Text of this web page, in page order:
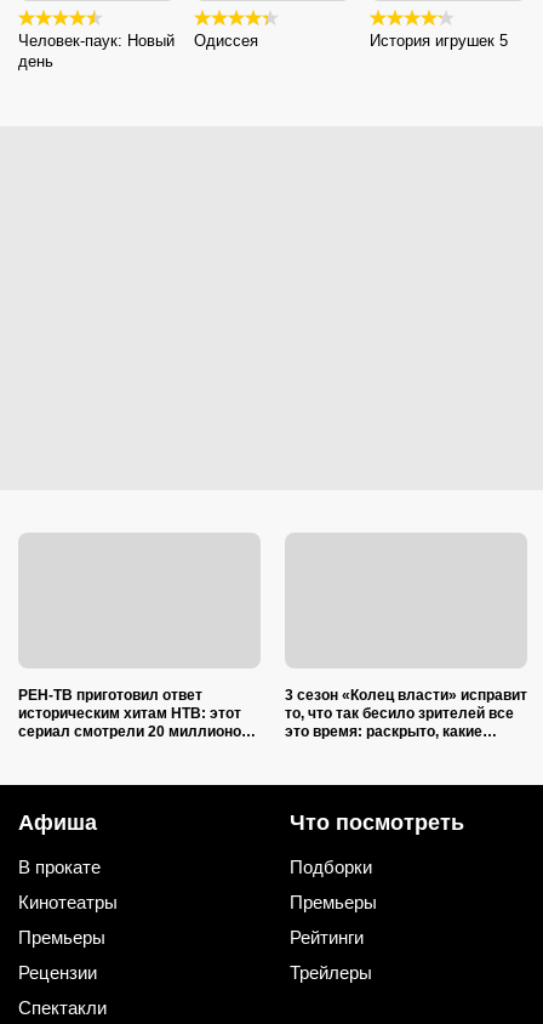
Человек-паук: Новый
день
Одиссея История игрушек 5
РЕН-ТВ приготовил ответ
историческим хитам НТВ: этот
сериал смотрели 20 миллионов
3 сезон «Колец власти» исправит
то, что так бесило зрителей все
это время: раскрыто, какие
Афиша
В прокате
Кинотеатры
Премьеры
Рецензии
Спектакли
Что посмотреть
Подборки
Премьеры
Рейтинги
Трейлеры